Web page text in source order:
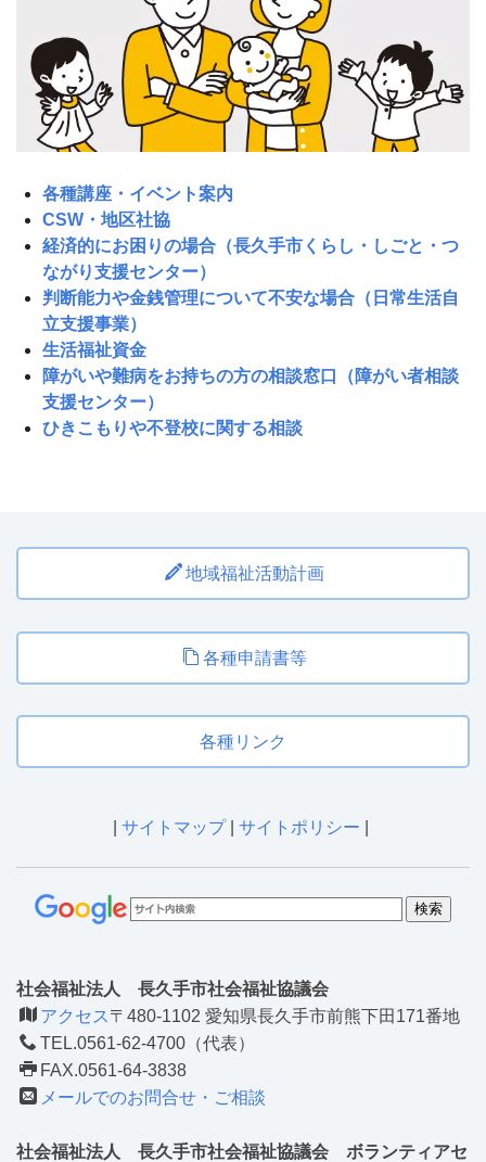
各種講座・イベント案内
CSW・地区社協
経済的にお困りの場合（長久手市くらし・しごと・つ
ながり支援センター）
判断能力や金銭管理について不安な場合（日常生活自
立支援事業）
生活福祉資金
障がいや難病をお持ちの方の相談窓口（障がい者相談
支援センター）
ひきこもりや不登校に関する相談
地域福祉活動計画
各種申請書等
各種リンク
サイトマップ| サイトポリシー
社会福祉法人 長久手市社会福祉協議会
アクセス 〒480-1102 愛知県長久手市前熊下田171番地
TEL.0561-62-4700（代表）
FAX.0561-64-3838
メールでのお問合せ・ご相談
社会福祉法人 長久手市社会福祉協議会 ボランティアセ